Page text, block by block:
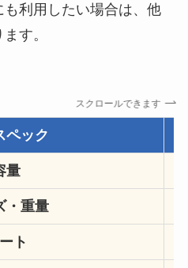
利用したい場合は、他
す。
スクロールできます
ペック
量
・重量
ト